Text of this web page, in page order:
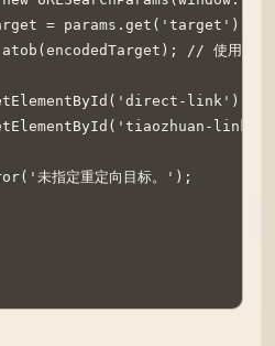
= params.get('target');
// 使用
未指定重定向目标。');